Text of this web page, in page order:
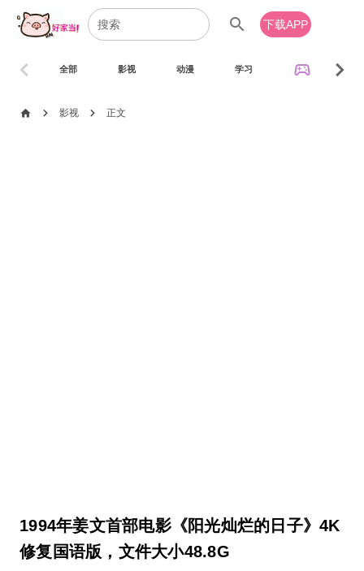
search 下载APP
全部 影视 动漫 学习 sports_esports
chevron_left chevron_right
home chevron_right 影视 chevron_right 正文
1994年姜文首部电影《阳光灿烂的日子》4K
修复国语版，文件大小48.8G